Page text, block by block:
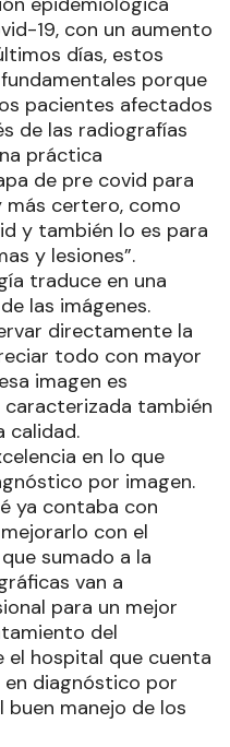
19, con un aumento
días, estos
porque
pacientes afectados
de las radiografías
práctica
de pre covid para
certero, como
y también lo es para
y lesiones”.
traduce en una
las imágenes.
directamente la
todo con mayor
imagen es
también
calidad.
en lo que
por imagen.
ya contaba con
con el
sumado a la
van a
para un mejor
del
el hospital que cuenta
diagnóstico por
manejo de los